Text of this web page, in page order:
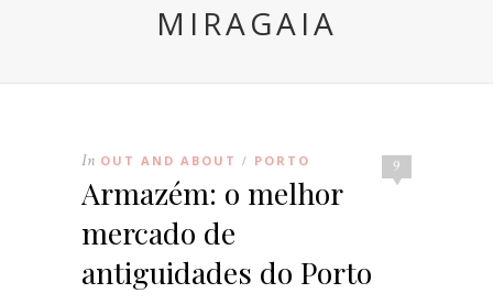
MIRAGAIA
9
In OUT AND ABOUT / PORTO
Armazém: o melhor
mercado de
antiguidades do Porto